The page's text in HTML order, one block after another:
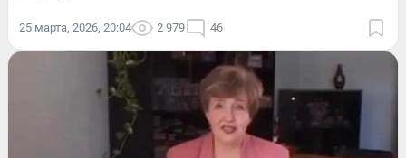
25 марта, 2026, 20:04 2 979 46